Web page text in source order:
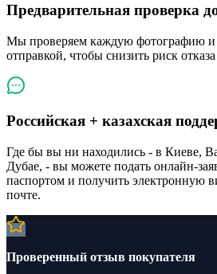
Предварительная проверка
Мы проверяем каждую фотографию и
отправкой, чтобы снизить риск
Российская + казахская
Где бы вы ни находились - в Киеве,
Дубае, - вы можете подать онлайн-
паспортом и получить электронную
почте.
Проверенный отзыв покупателя